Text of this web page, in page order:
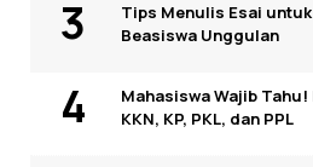
Tips Menulis Esai
Beasiswa Unggulan
Mahasiswa Wajib Tahu!
KKN, KP, PKL, dan PPL